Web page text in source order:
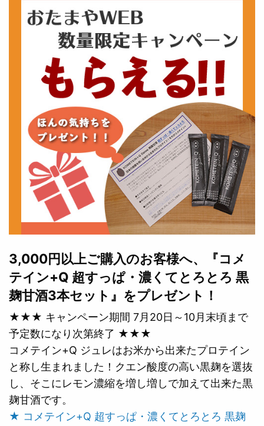
3,000円以上ご購入のお客様へ、『コメ
テイン+Q 超すっぱ・濃くてとろとろ 黒
麹甘酒3本セット』をプレゼント！
★★★ キャンペーン期間 7月20日～10月末頃まで
予定数になり次第終了 ★★★
コメテイン+Q ジュレはお米から出来たプロテイン
と称し生まれました！クエン酸度の高い黒麹を選抜
し、そこにレモン濃縮を増し増しで加えて出来た黒
麹甘酒です。
★ コメテイン+Q 超すっぱ・濃くてとろとろ 黒麹